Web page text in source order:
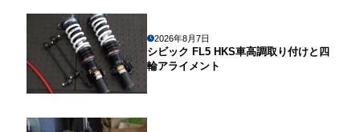
2026年8月7日
シビック FL5 HKS車高調取り付けと四
輪アライメント